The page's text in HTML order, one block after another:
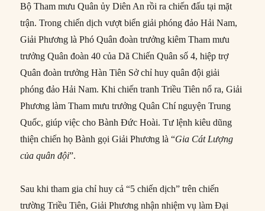
Bộ Tham mưu Quân ủy Diên An rồi ra chiến đấu tại mặt
trận. Trong chiến dịch vượt biển giải phóng đảo Hải Nam,
Giải Phương là Phó Quân đoàn trưởng kiêm Tham mưu
trưởng Quân đoàn 40 của Dã Chiến Quân số 4, hiệp trợ
Quân đoàn trưởng Hàn Tiên Sở chỉ huy quân đội giải
phóng đảo Hải Nam. Khi chiến tranh Triều Tiên nổ ra, Giải
Phương làm Tham mưu trưởng Quân Chí nguyện Trung
Quốc, giúp việc cho Bành Đức Hoài. Tư lệnh kiêu dũng
thiện chiến họ Bành gọi Giải Phương là “Gia Cát Lượng
của quân đội”.
Sau khi tham gia chỉ huy cả “5 chiến dịch” trên chiến
trường Triều Tiên, Giải Phương nhận nhiệm vụ làm Đại